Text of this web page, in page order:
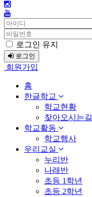
로그인 유지
로그인
회원가입
홈
한글학교
학교현황
찾아오시는길
학교활동
학교행사
우리교실
누리반
나래반
초등 1학년
초등 2학년